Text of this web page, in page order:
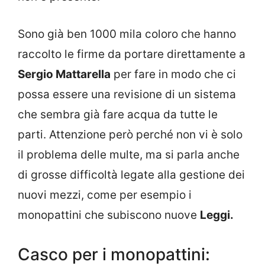
Sono già ben 1000 mila coloro che hanno
raccolto le firme da portare direttamente a
Sergio Mattarella per fare in modo che ci
possa essere una revisione di un sistema
che sembra già fare acqua da tutte le
parti. Attenzione però perché non vi è solo
il problema delle multe, ma si parla anche
di grosse difficoltà legate alla gestione dei
nuovi mezzi, come per esempio i
monopattini che subiscono nuove Leggi.
Casco per i monopattini: